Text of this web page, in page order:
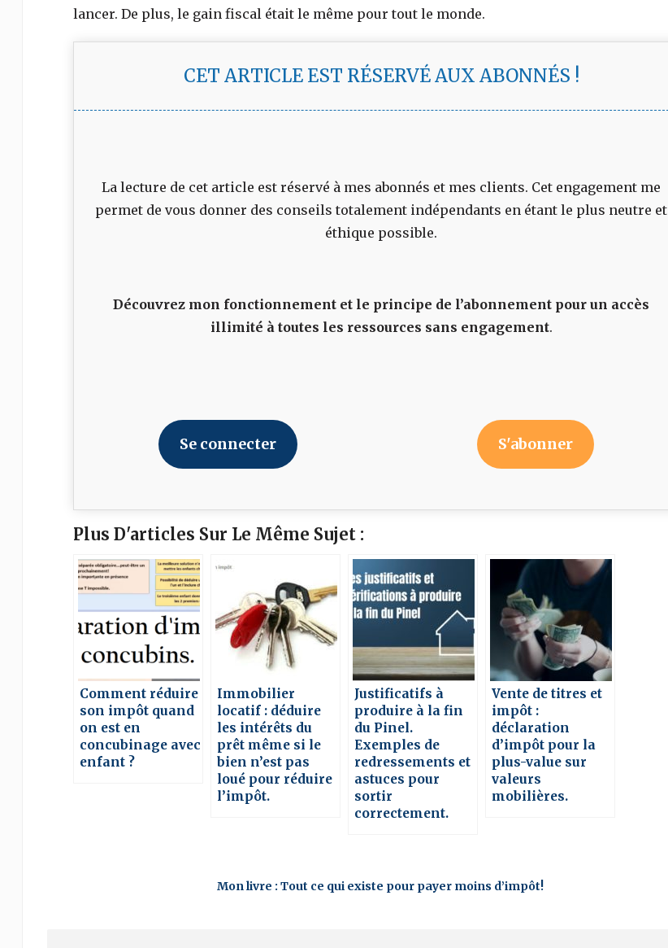
lancer. De plus, le gain fiscal était le même pour tout le monde.
CET ARTICLE EST RÉSERVÉ AUX ABONNÉS !
La lecture de cet article est réservé à mes abonnés et mes clients. Cet engagement me
permet de vous donner des conseils totalement indépendants en étant le plus neutre et
éthique possible.
Découvrez mon fonctionnement et le principe de l’abonnement pour un accès
illimité à toutes les ressources sans engagement.
Se connecter S'abonner
Plus D'articles Sur Le Même Sujet :
Comment réduire
son impôt quand
on est en
concubinage avec
enfant ?
Immobilier
locatif : déduire
les intérêts du
prêt même si le
bien n’est pas
loué pour réduire
l’impôt.
Justificatifs à
produire à la fin
du Pinel.
Exemples de
redressements et
astuces pour
sortir
correctement.
Vente de titres et
impôt :
déclaration
d’impôt pour la
plus-value sur
valeurs
mobilières.
Mon livre : Tout ce qui existe pour payer moins d’impôt!